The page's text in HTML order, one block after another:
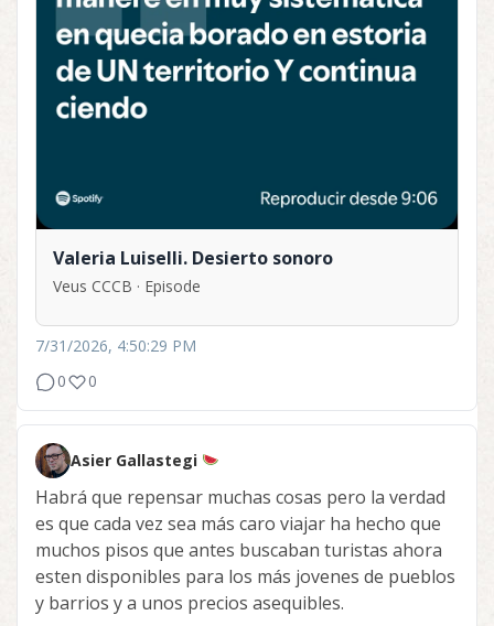
Valeria Luiselli. Desierto sonoro
Veus CCCB · Episode
7/31/2026, 4:50:29 PM
0
0
Asier Gallastegi
Habrá que repensar muchas cosas pero la verdad
es que cada vez sea más caro viajar ha hecho que
muchos pisos que antes buscaban turistas ahora
esten disponibles para los más jovenes de pueblos
y barrios y a unos precios asequibles.